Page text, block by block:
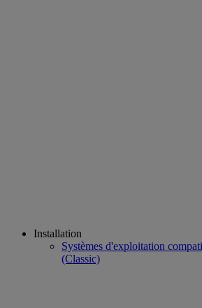
Installation
Systèmes d'exploitation
(Classic)